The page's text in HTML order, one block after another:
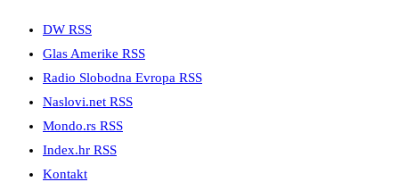
DW RSS
Glas Amerike RSS
Radio Slobodna Evropa RSS
Naslovi.net RSS
Mondo.rs RSS
Index.hr RSS
Kontakt